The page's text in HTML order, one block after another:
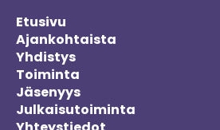
Etusivu
Ajankohtaista
Yhdistys
Toiminta
Jäsenyys
Julkaisutoiminta